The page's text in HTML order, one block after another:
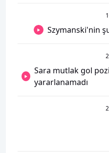
Szymanski'nin
Sara mutlak gol
yararlanamadı